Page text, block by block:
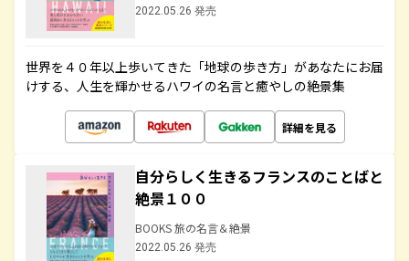
2022.05.26 発売
世界を４０年以上歩いてきた「地球の歩き方」があなたにお届
けする、人生を輝かせるハワイの名言と癒やしの絶景集
詳細を見る
自分らしく生きるフランスのことばと
絶景１００
BOOKS 旅の名言＆絶景
2022.05.26 発売